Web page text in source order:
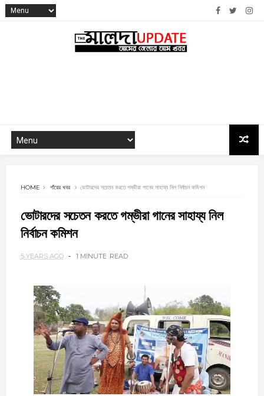
HOME গাঁয়ের খবর ভোটারদের সচেতন করতে গম্ভীরা গানের সাহায্য নিল নির্বাচন কমিশন
ভোটারদের সচেতন করতে গম্ভীরা গানের সাহায্য নিল
নির্বাচন কমিশন
5 YEARS AGO 1 MINUTE READ